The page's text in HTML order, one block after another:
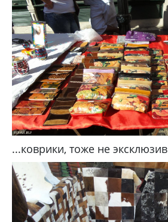
...коврики, тоже не эксклюзив